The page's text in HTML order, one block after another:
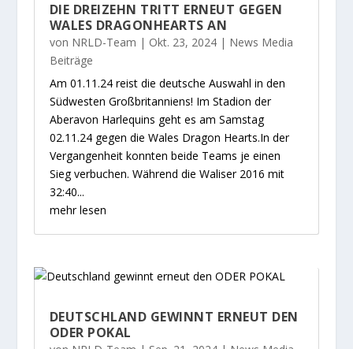
DIE DREIZEHN TRITT ERNEUT GEGEN
WALES DRAGONHEARTS AN
von NRLD-Team | Okt. 23, 2024| News Media
Beiträge
Am 01.11.24 reist die deutsche Auswahl in den
Südwesten Großbritanniens! Im Stadion der
Aberavon Harlequins geht es am Samstag
02.11.24 gegen die Wales Dragon Hearts.In der
Vergangenheit konnten beide Teams je einen
Sieg verbuchen. Während die Waliser 2016 mit
32:40...
mehr lesen
DEUTSCHLAND GEWINNT ERNEUT DEN
ODER POKAL